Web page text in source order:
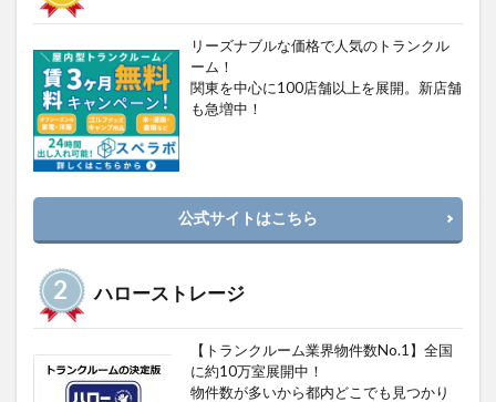
リーズナブルな価格で人気のトランクル
ーム！
関東を中心に100店舗以上を展開。新店舗
も急増中！
公式サイトはこちら
ハローストレージ
【トランクルーム業界物件数No.1】全国
に約10万室展開中！
物件数が多いから都内どこでも見つかり